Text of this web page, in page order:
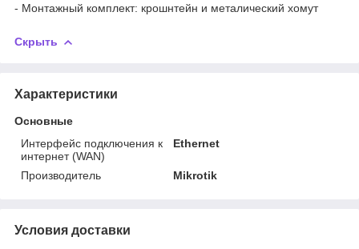
- Монтажный комплект: крошнтейн и металический хомут
Скрыть
Характеристики
Основные
Интерфейс подключения к
интернет (WAN)
Ethernet
Производитель Mikrotik
Условия доставки